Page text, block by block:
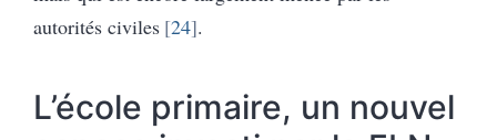
autorités civiles 24 .
L’école primaire, un nouvel